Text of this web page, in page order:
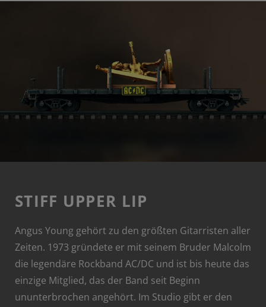
STIFF UPPER LIP
Angus Young gehört zu den größten Gitarristen aller
Zeiten. 1973 gründete er mit seinem Bruder Malcolm
die legendäre Rockband AC/DC und ist bis heute das
einzige Mitglied, das der Band seit Beginn
ununterbrochen angehört. Im Studio gibt er den